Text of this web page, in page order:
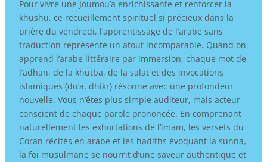
Pour vivre une Joumou’a enrichissante et renforcer la
khushu, ce recueillement spirituel si précieux dans la
prière du vendredi, l’apprentissage de l’arabe sans
traduction représente un atout incomparable. Quand on
apprend l’arabe littéraire par immersion, chaque mot de
l’adhan, de la khutba, de la salat et des invocations
islamiques (du’a, dhikr) résonne avec une profondeur
nouvelle. Vous n’êtes plus simple auditeur, mais acteur
conscient de chaque parole prononcée. En comprenant
naturellement les exhortations de l’imam, les versets du
Coran récités en arabe et les hadiths évoquant la sunna,
la foi musulmane se nourrit d’une saveur authentique et